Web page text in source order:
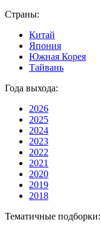
Страны:
Китай
Япония
Южная Корея
Тайвань
Года выхода:
2026
2025
2024
2023
2022
2021
2020
2019
2018
Тематичные подборки: